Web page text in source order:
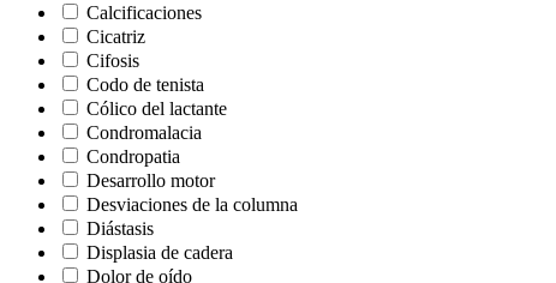
Calcificaciones
Cicatriz
Cifosis
Codo de tenista
Cólico del lactante
Condromalacia
Condropatia
Desarrollo motor
Desviaciones de la columna
Diástasis
Displasia de cadera
Dolor de oído